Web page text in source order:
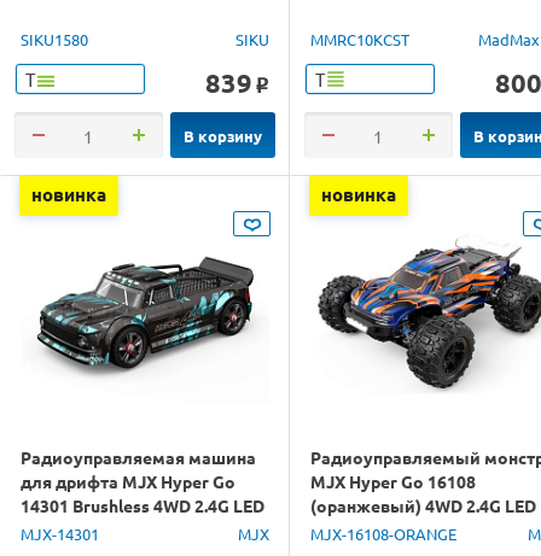
SIKU1580 SIKU
Т 839 o
В корзину
MMRC10KCST
Т 800
В
новинка
Радиоуправляемая машина
для дрифта MJX Hyper Go
14301 Brushless 4WD 2.4G LED
1/14 RTR
MJX-14301 MJX
новинка
Радиоуправляемый
MJX Hyper Go 16108
(оранжевый) 4WD 2.4G LED
1/16 RTR
MJX-16108-ORANGE